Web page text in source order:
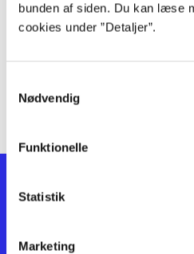
bunden af siden. Du kan læse
cookies under ”Detaljer”.
Nødvendig
Funktionelle
Statistik
Marketing
lorem ipsum dolor sit amet ...
lorem ipsum dolor sit amet ...
lorem ipsum dolor sit amet ...